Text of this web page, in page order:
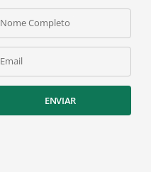
Nome Completo
Email
ENVIAR